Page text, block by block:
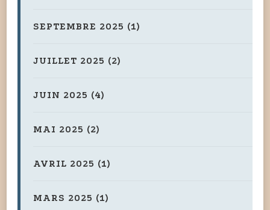
SEPTEMBRE 2025 (1)
JUILLET 2025 (2)
JUIN 2025 (4)
MAI 2025 (2)
AVRIL 2025 (1)
MARS 2025 (1)